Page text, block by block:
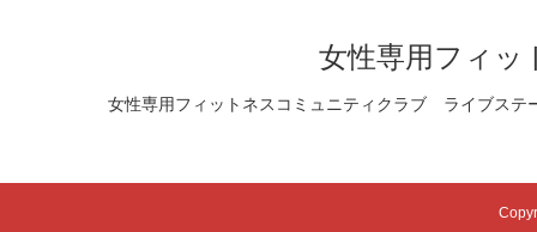
女性専用フィ
女性専用フィットネスコミュニティクラブ ライブステ